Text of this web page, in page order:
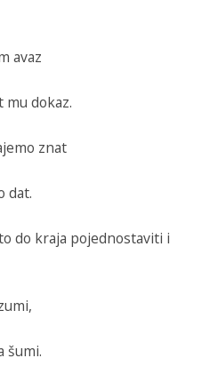
avaz
mu dokaz.
znat
dat.
do kraja pojednostaviti i
šumi.